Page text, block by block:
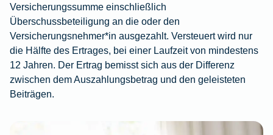
Versicherungssumme einschließlich
Überschussbeteiligung an die oder den
Versicherungsnehmer*in ausgezahlt. Versteuert wird nur
die Hälfte des Ertrages, bei einer Laufzeit von mindestens
12 Jahren. Der Ertrag bemisst sich aus der Differenz
zwischen dem Auszahlungsbetrag und den geleisteten
Beiträgen.